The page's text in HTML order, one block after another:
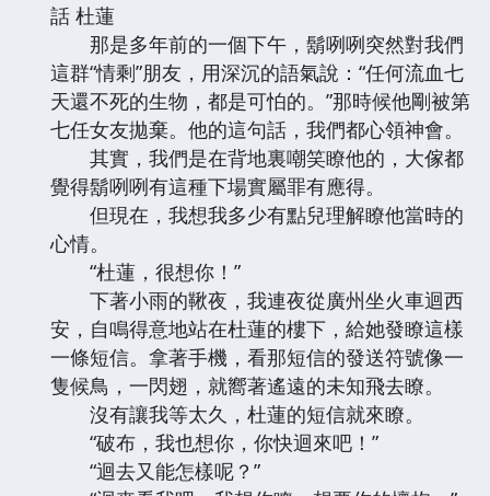
話 杜蓮
那是多年前的一個下午，鬍咧咧突然對我們
這群“情剩”朋友，用深沉的語氣說：“任何流血七
天還不死的生物，都是可怕的。”那時候他剛被第
七任女友拋棄。他的這句話，我們都心領神會。
其實，我們是在背地裏嘲笑瞭他的，大傢都
覺得鬍咧咧有這種下場實屬罪有應得。
但現在，我想我多少有點兒理解瞭他當時的
心情。
“杜蓮，很想你！”
下著小雨的鞦夜，我連夜從廣州坐火車迴西
安，自鳴得意地站在杜蓮的樓下，給她發瞭這樣
一條短信。拿著手機，看那短信的發送符號像一
隻候鳥，一閃翅，就嚮著遙遠的未知飛去瞭。
沒有讓我等太久，杜蓮的短信就來瞭。
“破布，我也想你，你快迴來吧！”
“迴去又能怎樣呢？”